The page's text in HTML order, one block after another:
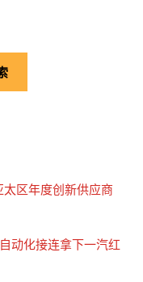
区年度创新供应商
动化接连拿下一汽红